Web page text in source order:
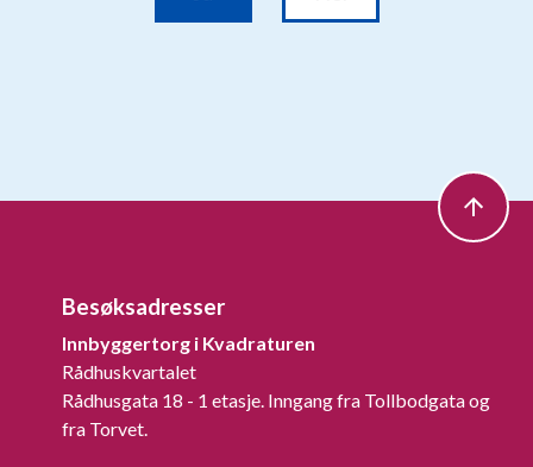
Besøksadresser
Innbyggertorg i Kvadraturen
Rådhuskvartalet
Rådhusgata 18 - 1 etasje. Inngang fra Tollbodgata og
fra Torvet.